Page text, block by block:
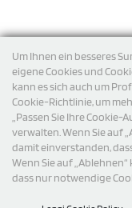
Um Ihnen ein besseres
eigene Cookies und
kann es sich auch um
Cookie-Richtlinie, um
„Passen Sie Ihre Cookie-
verwalten. Wenn Sie auf
damit einverstanden,
Wenn Sie auf
dass nur notwendige
Versand